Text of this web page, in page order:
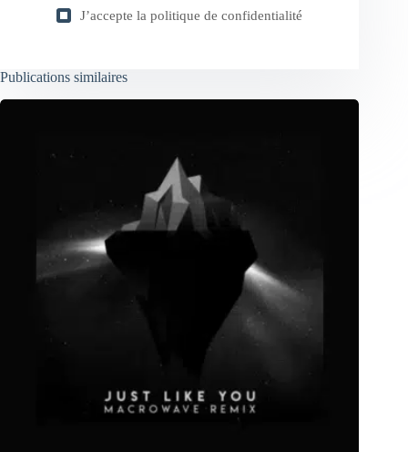
J’accepte la politique de confidentialité
Publications similaires